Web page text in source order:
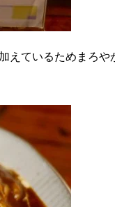
えているためまろや